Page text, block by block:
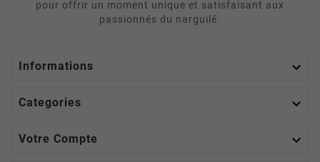
pour offrir un moment unique et satisfaisant aux
passionnés du narguilé.
Informations 
Categories 
Votre Compte 